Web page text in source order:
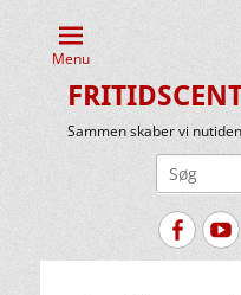
Menu
Sammen skaber vi